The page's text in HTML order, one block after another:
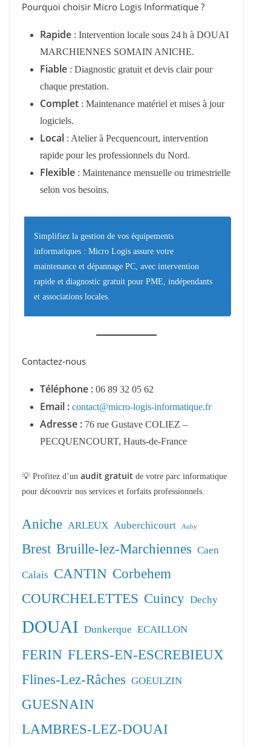
Pourquoi choisir Micro Logis Informatique ?
Rapide : Intervention locale sous 24 h à DOUAI
MARCHIENNES SOMAIN ANICHE.
Fiable : Diagnostic gratuit et devis clair pour
chaque prestation.
Complet : Maintenance matériel et mises à jour
logiciels.
Local : Atelier à Pecquencourt, intervention
rapide pour les professionnels du Nord.
Flexible : Maintenance mensuelle ou trimestrielle
selon vos besoins.
Simplifiez la gestion de vos équipements
informatiques : Micro Logis assure votre
maintenance et dépannage PC, avec intervention
rapide et diagnostic gratuit pour PME, indépendants
et associations locales.
Contactez-nous
Téléphone : 06 89 32 05 62
Email : contact@micro-logis-informatique.fr
Adresse : 76 rue Gustave COLIEZ –
PECQUENCOURT, Hauts-de-France
💡 Profitez d’un audit gratuit de votre parc informatique
pour découvrir nos services et forfaits professionnels.
Aniche ARLEUX Auberchicourt Auby
Brest Bruille-lez-Marchiennes Caen
Calais CANTIN Corbehem
COURCHELETTES Cuincy Dechy
DOUAI Dunkerque ECAILLON
FERIN FLERS-EN-ESCREBIEUX
Flines-Lez-Râches GOEULZIN
GUESNAIN
LAMBRES-LEZ-DOUAI